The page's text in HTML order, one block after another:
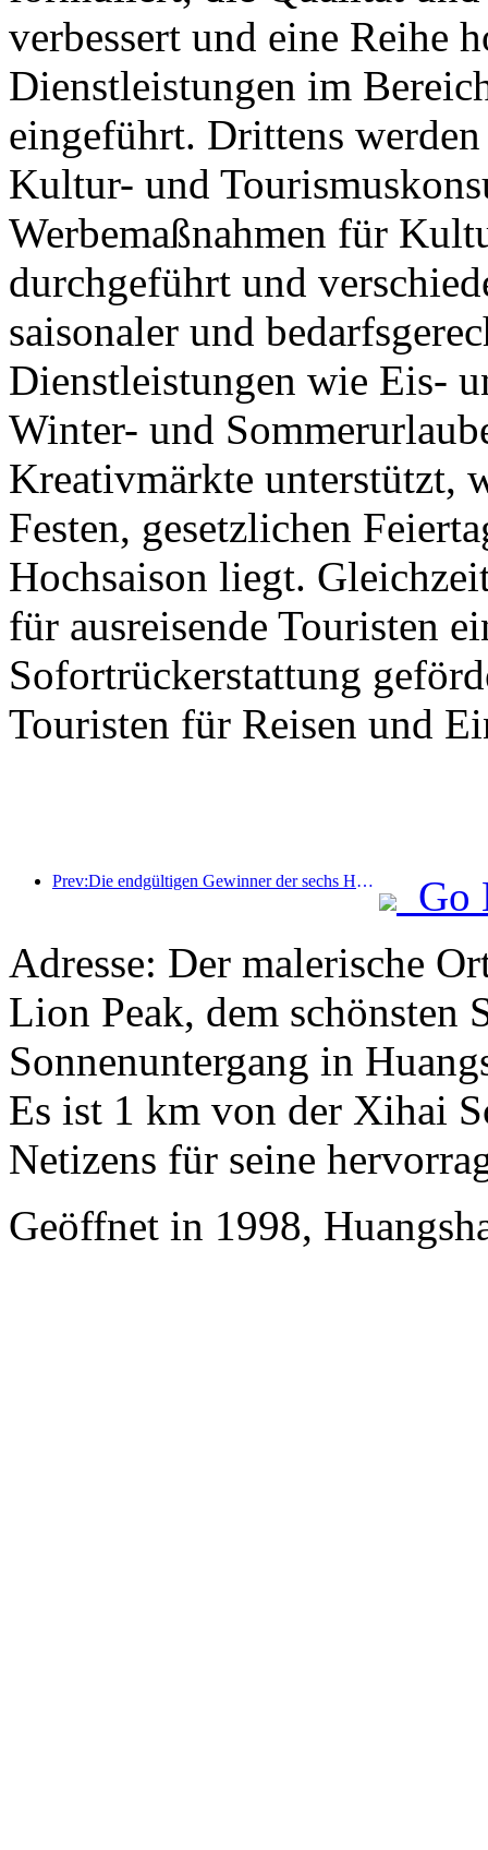
verbessert und eine Reihe
Dienstleistungen im
eingeführt. Drittens
Kultur- und
Werbemaßnahmen für
durchgeführt und
saisonaler und
Dienstleistungen wie Eis-
Winter- und
Kreativmärkte unterstützt,
Festen, gesetzlichen
Hochsaison liegt.
für ausreisende Touristen
Sofortrückerstattung
Touristen für Reisen und
Prev:Die endgültigen Gewinner der sechs Hauptpreise wurden bekanntgegeben, über hundert Hotels und Unternehmen erhalten jährlich Auszeichnungen!
Go
Adresse: Der malerische
Lion Peak, dem schönsten
Sonnenuntergang in
Es ist 1 km von der Xihai
Netizens für seine
Geöffnet in 1998,